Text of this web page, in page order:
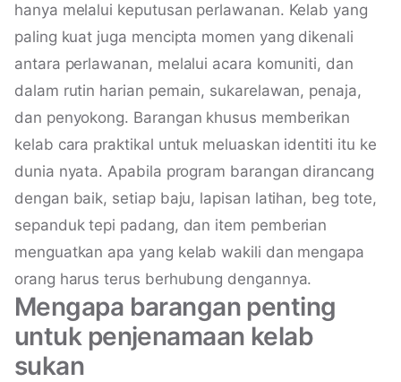
hanya melalui keputusan perlawanan. Kelab yang
paling kuat juga mencipta momen yang dikenali
antara perlawanan, melalui acara komuniti, dan
dalam rutin harian pemain, sukarelawan, penaja,
dan penyokong. Barangan khusus memberikan
kelab cara praktikal untuk meluaskan identiti itu ke
dunia nyata. Apabila program barangan dirancang
dengan baik, setiap baju, lapisan latihan, beg tote,
sepanduk tepi padang, dan item pemberian
menguatkan apa yang kelab wakili dan mengapa
orang harus terus berhubung dengannya.
Mengapa barangan penting
untuk penjenamaan kelab
sukan